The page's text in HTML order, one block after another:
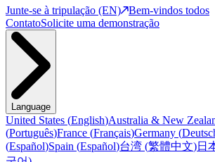
Junte-se à tripulação (EN)
Bem-vindos todos
ContatoSolicite uma demonstração
Language
United States (English)Australia & New
(Português)France (Français)Germany (
(Español)Spain (Español)台湾 (繁體中文)日